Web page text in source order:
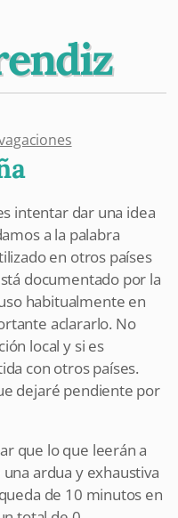
intentar dar una idea
a la palabra
en otros países
documentado por la
habitualmente en
aclararlo. No
local y si es
con otros países.
dejaré pendiente por
que lo que leerán a
ardua y exhaustiva
de 10 minutos en